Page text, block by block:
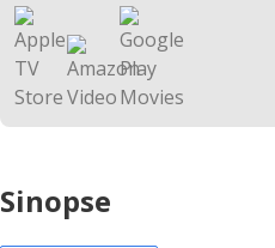
Sinopse